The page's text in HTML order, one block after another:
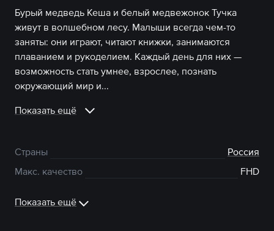
Бурый медведь Кеша и белый медвежонок Тучка
живут в волшебном лесу. Малыши всегда чем-то
заняты: они играют, читают книжки, занимаются
плаванием и рукоделием. Каждый день для них —
возможность стать умнее, взрослее, познать
окружающий мир и...
Показать ещё
Страны
Россия
Макс. качество
FHD
Показать ещё